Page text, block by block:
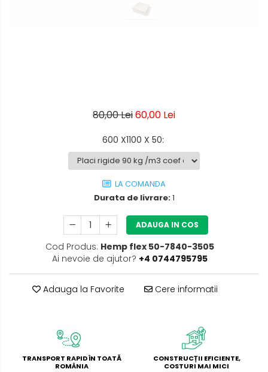
80,00 Lei60,00 Lei
600 X1100 X 50:
LA COMANDA
Durata de livrare:1
ADAUGA IN COS
Cod Produs: Hemp flex 50-7840-3505
Ai nevoie de ajutor? +4 0744795795
Adauga la Favorite Cere informatii
TRANSPORT RAPID ÎN TOATĂ
ROMÂNIA
CONSTRUCȚII EFICIENTE,
COSTURI MAI MICI